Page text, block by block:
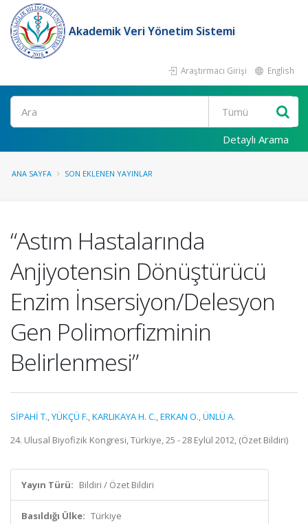
Akademik Veri Yönetim Sistemi
Araştırmacı Girişi English
Ara
Detaylı Arama
ANA SAYFA SON EKLENEN YAYINLAR
“Astım Hastalarında
Anjiyotensin Dönüştürücü
Enzim İnsersiyon/Delesyon
Gen Polimorfizminin
Belirlenmesi”
SİPAHİ T.,YÜKÇÜ F.,KARLIKAYA H. C.,ERKAN O.,ÜNLÜ A.
24. Ulusal Biyofizik Kongresi, Türkiye, 25 - 28 Eylül 2012, (Özet Bildiri)
Yayın Türü: Bildiri / Özet Bildiri
Basıldığı Ülke: Türkiye